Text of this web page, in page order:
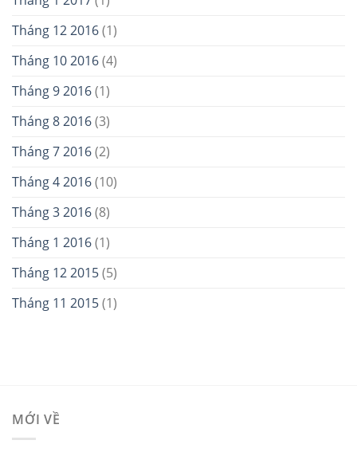
Tháng 12 2016(1)
Tháng 10 2016(4)
Tháng 9 2016(1)
Tháng 8 2016(3)
Tháng 7 2016(2)
Tháng 4 2016(10)
Tháng 3 2016(8)
Tháng 1 2016(1)
Tháng 12 2015(5)
Tháng 11 2015(1)
MỚI VỀ